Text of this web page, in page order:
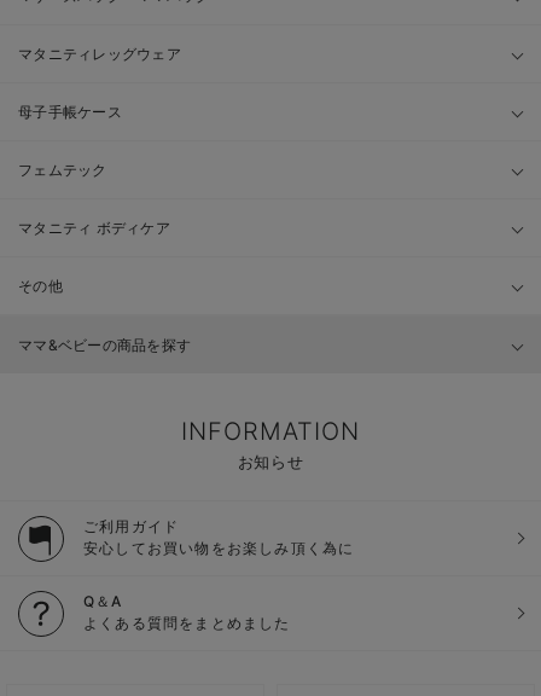
マタニティレッグウェア
母子手帳ケース
フェムテック
マタニティ ボディケア
その他
ママ&ベビーの商品を探す
INFORMATION
お知らせ
ご利用ガイド
安心してお買い物をお楽しみ頂く為に
Q＆A
よくある質問をまとめました